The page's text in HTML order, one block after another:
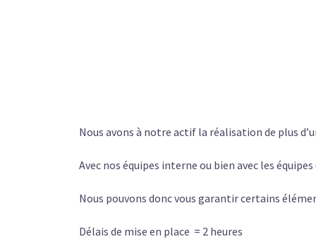
Nous avons à notre actif la réalisation de plus
Avec nos équipes interne ou bien avec les
Nous pouvons donc vous garantir certains
Délais de mise en place = 2 heures